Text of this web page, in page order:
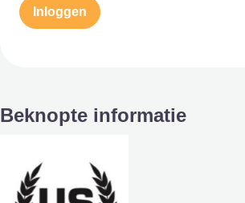
Inloggen
Beknopte informatie